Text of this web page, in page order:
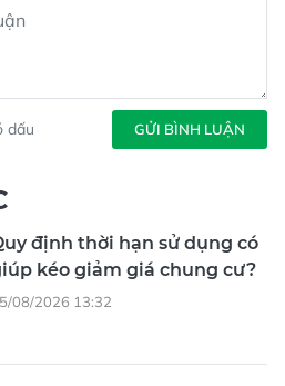
dấu GỬI BÌNH LUẬN
định thời hạn sử dụng có
kéo giảm giá chung cư?
08/2026 13:32